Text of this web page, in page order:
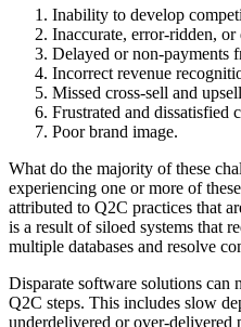
Inability to develop
Inaccurate, error-ridden, or
Delayed or non-payments
Incorrect revenue
Missed cross-sell and
Frustrated and dissatisfied
Poor brand image.
What do the majority of these
experiencing one or more of
attributed to Q2C practices that
is a result of siloed systems that
multiple databases and resolve
Disparate software solutions
Q2C steps. This includes slow
underdelivered or over-delivered